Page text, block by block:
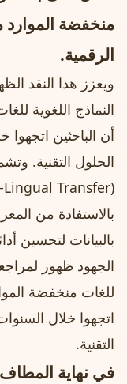
منخفضة الموارد
الرقمية.
ويعزز هذا النقد
النماذج اللغوية
أن الباحثين
الحلول التقنية.
بالاستفادة من
بالبيانات لتحسين
الجهود ظهور
للغات منخفضة
اتجهوا خلال
التقنية.
في نهاية